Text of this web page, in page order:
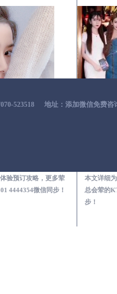
验预订攻略，更多荤
4444354微信同步！
本文详细
总会荤的
步！
523518 地址：添加微信免费